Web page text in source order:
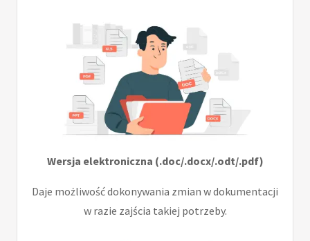
Wersja elektroniczna (.doc/.docx/.odt/.pdf)
Daje możliwość dokonywania zmian w dokumentacji
w razie zajścia takiej potrzeby.